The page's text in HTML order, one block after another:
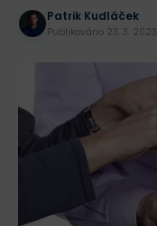
Patrik Kudláček
Publikováno 23. 3. 2023